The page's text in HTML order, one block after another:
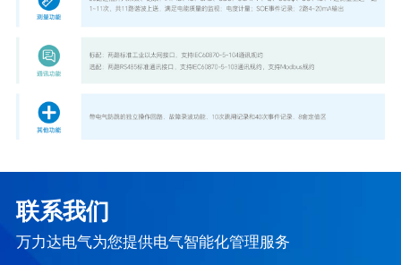
联系我们
万力达电气为您提供电气智能化管理服务